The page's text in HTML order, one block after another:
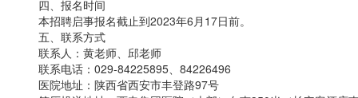
四、报名时间
本招聘启事报名截止到2023年6月17日前。
五、联系方式
联系人：黄老师、邱老师
联系电话：029-84225895、84226496
医院地址：陕西省西安市丰登路97号